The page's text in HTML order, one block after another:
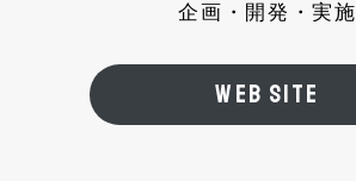
企画・開発・実施
WEB SITE